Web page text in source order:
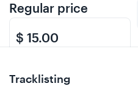
Regular price
$ 15.00
Tracklisting